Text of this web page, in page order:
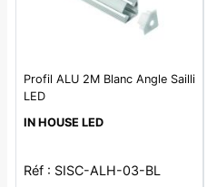
Profil ALU 2M Blanc Angle Sailli
LED
IN HOUSE LED
Réf : SISC-ALH-03-BL